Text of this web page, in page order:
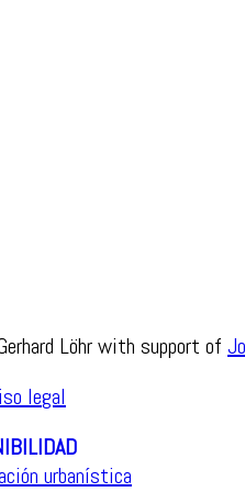
Löhr with support of
legal
urbanística